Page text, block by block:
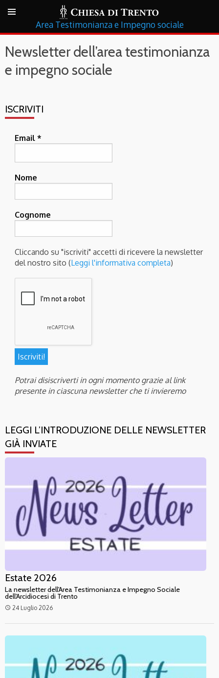
Testimonianza e Impegno sociale
Newsletter dell’area testimonianza
e impegno sociale
ISCRIVITI
Email *
Nome
Cognome
Cliccando su "iscriviti" accetti di ricevere la newsletter
del nostro sito (Leggi l'informativa completa)
Potrai disiscriverti in ogni momento grazie al link
presente in ciascuna newsletter che ti invieremo
LEGGI L’INTRODUZIONE DELLE NEWSLETTER
GIÀ INVIATE
Estate 2026
La newsletter dell'Area Testimonianza e Impegno Sociale
dell'Arcidiocesi di Trento
access_time 24 Luglio 2026